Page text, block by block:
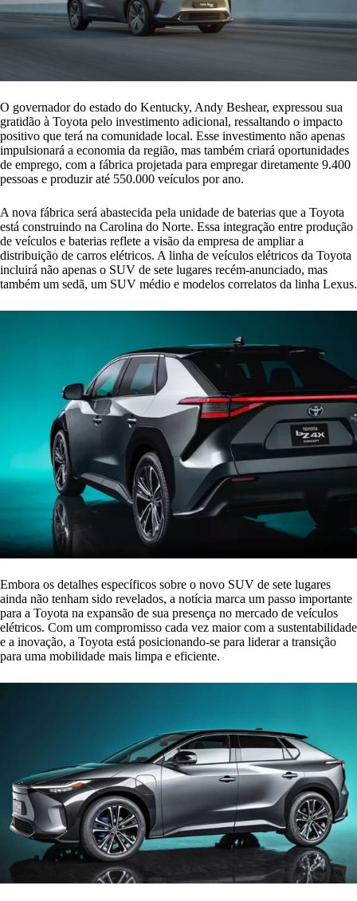
O governador do estado do Kentucky, Andy Beshear, expressou sua
gratidão à Toyota pelo investimento adicional, ressaltando o impacto
positivo que terá na comunidade local. Esse investimento não apenas
impulsionará a economia da região, mas também criará oportunidades
de emprego, com a fábrica projetada para empregar diretamente 9.400
pessoas e produzir até 550.000 veículos por ano.
A nova fábrica será abastecida pela unidade de baterias que a Toyota
está construindo na Carolina do Norte. Essa integração entre produção
de veículos e baterias reflete a visão da empresa de ampliar a
distribuição de carros elétricos. A linha de veículos elétricos da Toyota
incluirá não apenas o SUV de sete lugares recém-anunciado, mas
também um sedã, um SUV médio e modelos correlatos da linha Lexus.
Embora os detalhes específicos sobre o novo SUV de sete lugares
ainda não tenham sido revelados, a notícia marca um passo importante
para a Toyota na expansão de sua presença no mercado de veículos
elétricos. Com um compromisso cada vez maior com a sustentabilidade
e a inovação, a Toyota está posicionando-se para liderar a transição
para uma mobilidade mais limpa e eficiente.